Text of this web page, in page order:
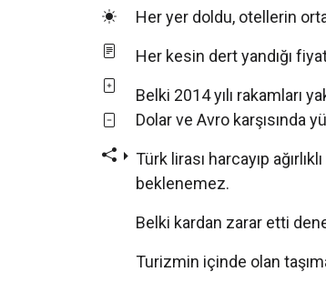
Her yer doldu, otellerin
Her kesin dert yandığı
Belki 2014 yılı rakamları
Dolar ve Avro karşısında
Türk lirası harcayıp
beklenemez.
Belki kardan zarar etti
Turizmin içinde olan